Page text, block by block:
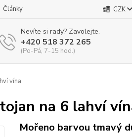
Články CZK
Nevíte si rady? Zavolejte.
+420 518 372 265
(Po-Pá, 7-15 hod.)
vína
na 6 lahví
Mořeno barvou tmavý